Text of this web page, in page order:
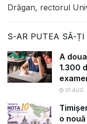
Drăgan, rectorul
S-AR PUTEA SĂ-ȚI
A
1.300
01 AUG.
o